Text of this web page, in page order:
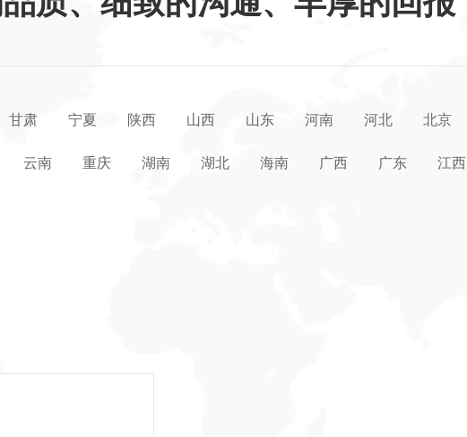
甘肃 宁夏 陕西 山西 山东 河南 河北 北京
云南 重庆 湖南 湖北 海南 广西 广东 江西